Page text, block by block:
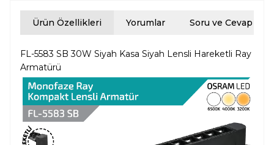
Ürün Özellikleri Yorumlar Soru ve Cevap
FL-5583 SB 30W Siyah Kasa Siyah Lensli Hareketli Ray
Armatürü